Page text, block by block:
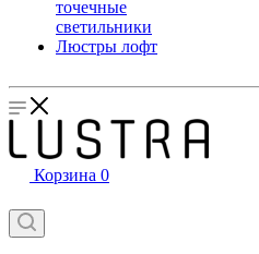
точечные
светильники
Люстры лофт
Корзина 0